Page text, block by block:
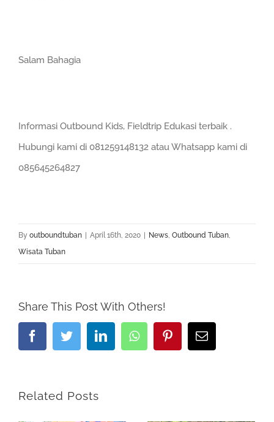
Salam Bahagia
Informasi Outbound Kids, Fieldtrip Edukasi terbaik .
Hubungi kami di 081259148132 atau Whatsapp kami di
085645264827
By outboundtuban April 16th, 2020 News, Outbound Tuban,
Wisata Tuban
Share This Post With Others!
FacebookTwitterLinkedInWhatsappPinterestEmail
Related Posts